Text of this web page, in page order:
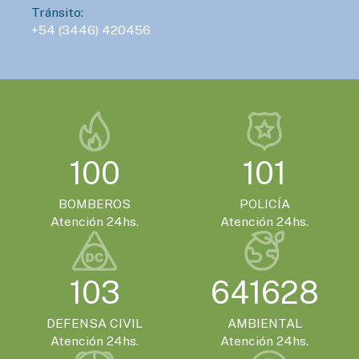
Gualeguaychú confirmó que será la sede
de la Expo Moto 2026
EVENTOS TURISTICOS
SÁBADO 21 DE NOVIEMBRE - 20:00HS.
El Encuentro Batuque celebra su 4ª edición
en Gualeguaychú
Tránsito:
+54 (3446) 420456
100
BOMBEROS
Atención 24hs.
101
POLICÍA
Atención 24hs.
103
DEFENSA CIVIL
Atención 24hs.
641628
AMBIENTAL
Atención 24hs.